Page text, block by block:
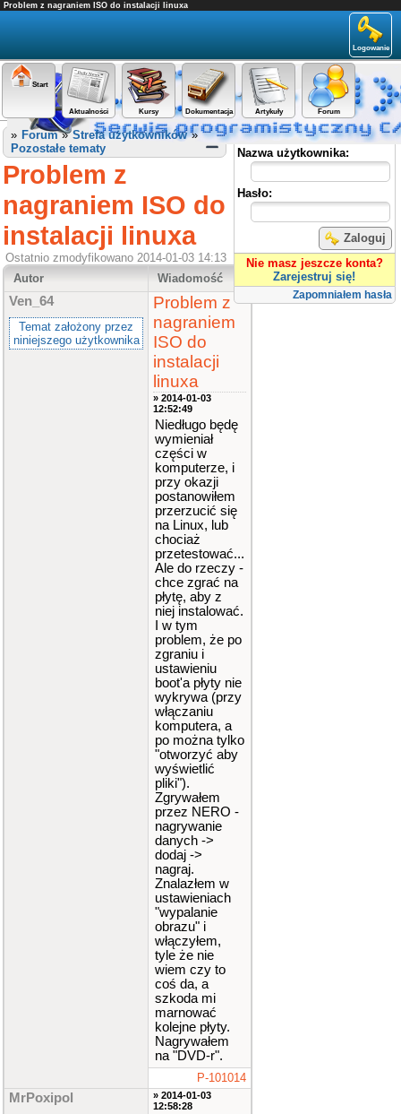
Problem z nagraniem ISO do instalacji linuxa
Logowanie
Start
Aktualności Kursy Dokumentacja Artykuły Forum
Panel użytkownika
Nazwa użytkownika:
Hasło:
Zaloguj
Nie masz jeszcze konta?
Zarejestruj się!
Zapomniałem hasła
» Forum»Strefa użytkowników»
Pozostałe tematy
Problem z
nagraniem ISO do
instalacji linuxa
Ostatnio zmodyfikowano 2014-01-03 14:13
Autor
Wiadomość
Ven_64
Temat założony przez
niniejszego użytkownika
Problem z
nagraniem
ISO do
instalacji
linuxa
» 2014-01-03
12:52:49
Niedługo będę
wymieniał
części w
komputerze, i
przy okazji
postanowiłem
przerzucić się
na Linux, lub
chociaż
przetestować...
Ale do rzeczy -
chce zgrać na
płytę, aby z
niej instalować.
I w tym
problem, że po
zgraniu i
ustawieniu
boot'a płyty nie
wykrywa (przy
włączaniu
komputera, a
po można tylko
"otworzyć aby
wyświetlić
pliki").
Zgrywałem
przez NERO -
nagrywanie
danych ->
dodaj ->
nagraj.
Znalazłem w
ustawieniach
"wypalanie
obrazu" i
włączyłem,
tyle że nie
wiem czy to
coś da, a
szkoda mi
marnować
kolejne płyty.
Nagrywałem
na "DVD-r".
P-101014
MrPoxipol
» 2014-01-03
12:58:28